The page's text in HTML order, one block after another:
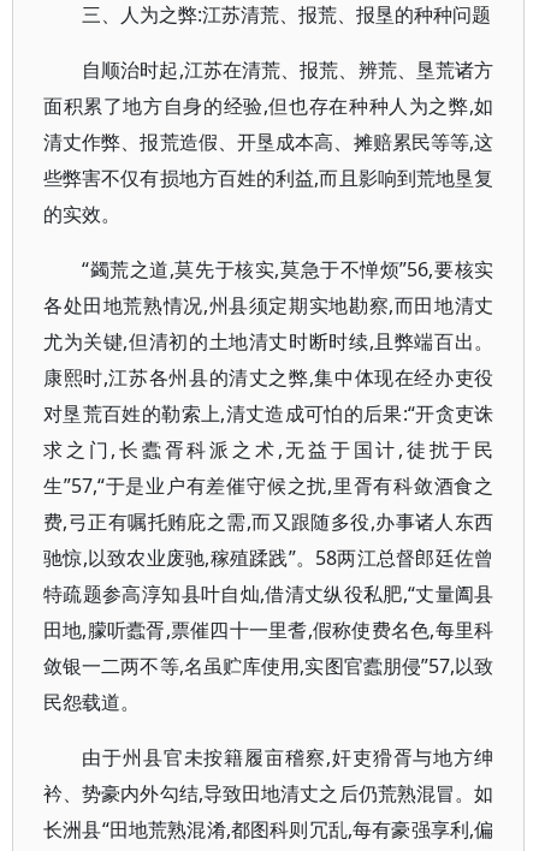
三、人为之弊:江苏清荒、报荒、报垦的种种问题
自顺治时起,江苏在清荒、报荒、辨荒、垦荒诸方
面积累了地方自身的经验,但也存在种种人为之弊,如
清丈作弊、报荒造假、开垦成本高、摊赔累民等等,这
些弊害不仅有损地方百姓的利益,而且影响到荒地垦复
的实效。
“蠲荒之道,莫先于核实,莫急于不惮烦”56,要核实
各处田地荒熟情况,州县须定期实地勘察,而田地清丈
尤为关键,但清初的土地清丈时断时续,且弊端百出。
康熙时,江苏各州县的清丈之弊,集中体现在经办吏役
对垦荒百姓的勒索上,清丈造成可怕的后果:“开贪吏诛
求之门,长蠹胥科派之术,无益于国计,徒扰于民
生”57,“于是业户有差催守候之扰,里胥有科敛酒食之
费,弓正有嘱托贿庇之需,而又跟随多役,办事诸人东西
驰惊,以致农业废驰,稼殖蹂践”。58两江总督郎廷佐曾
特疏题参高淳知县叶自灿,借清丈纵役私肥,“丈量阖县
田地,朦听蠹胥,票催四十一里耆,假称使费名色,每里科
敛银一二两不等,名虽贮库使用,实图官蠹朋侵”57,以致
民怨载道。
由于州县官未按籍履亩稽察,奸吏猾胥与地方绅
衿、势豪内外勾结,导致田地清丈之后仍荒熟混冒。如
长洲县“田地荒熟混淆,都图科则冗乱,每有豪强享利,偏